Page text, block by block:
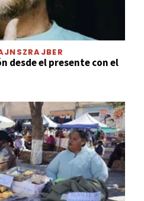
desde el presente con el